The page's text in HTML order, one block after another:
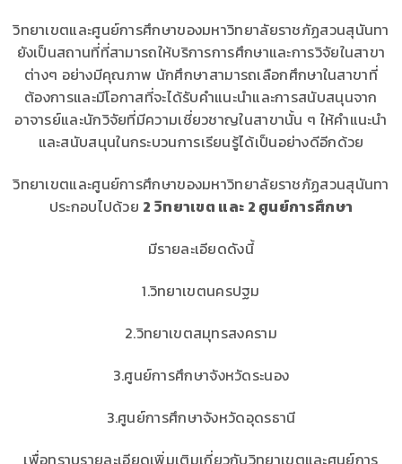
วิทยาเขตและศูนย์การศึกษาของมหาวิทยาลัยราชภัฏสวนสุนันทา
ยังเป็นสถานที่ที่สามารถให้บริการการศึกษาและการวิจัยในสาขา
ต่างๆ อย่างมีคุณภาพ นักศึกษาสามารถเลือกศึกษาในสาขาที่
ต้องการและมีโอกาสที่จะได้รับคำแนะนำและการสนับสนุนจาก
อาจารย์และนักวิจัยที่มีความเชี่ยวชาญในสาขานั้น ๆ ให้คำแนะนำ
และสนับสนุนในกระบวนการเรียนรู้ได้เป็นอย่างดีอีกด้วย
วิทยาเขตและศูนย์การศึกษาของมหาวิทยาลัยราชภัฏสวนสุนันทา
ประกอบไปด้วย 2 วิทยาเขต และ 2 ศูนย์การศึกษา
มีรายละเอียดดังนี้
1.วิทยาเขตนครปฐม
2.วิทยาเขตสมุทรสงคราม
3.ศูนย์การศึกษาจังหวัดระนอง
3.ศูนย์การศึกษาจังหวัดอุดรธานี